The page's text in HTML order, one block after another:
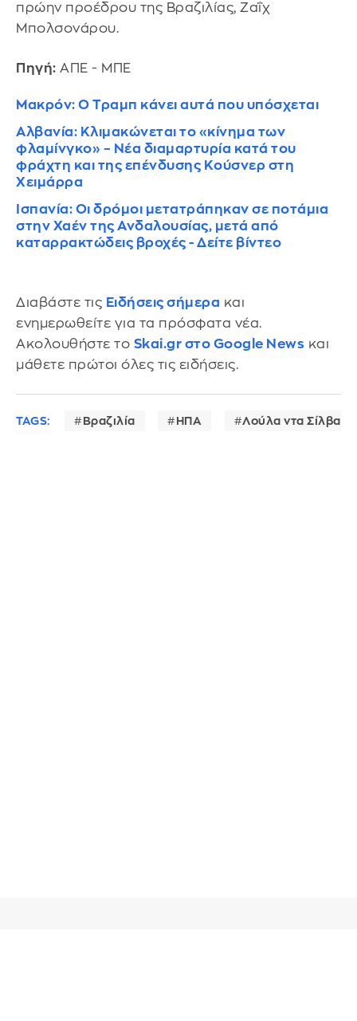
πρώην προέδρου της Βραζιλίας, Ζαΐχ
Μπολσονάρου.
Πηγή: ΑΠΕ - ΜΠΕ
Μακρόν: Ο Τραμπ κάνει αυτά που υπόσχεται
Αλβανία: Κλιμακώνεται το «κίνημα των
φλαμίνγκο» – Νέα διαμαρτυρία κατά του
φράχτη και της επένδυσης Κούσνερ στη
Χειμάρρα
Ισπανία: Οι δρόμοι μετατράπηκαν σε ποτάμια
στην Χαέν της Ανδαλουσίας, μετά από
καταρρακτώδεις βροχές - Δείτε βίντεο
Διαβάστε τις Ειδήσεις σήμερα και
ενημερωθείτε για τα πρόσφατα νέα.
Ακολουθήστε το Skai.gr στο Google News και
μάθετε πρώτοι όλες τις ειδήσεις.
TAGS: Βραζιλία ΗΠΑ Λούλα ντα Σίλβα